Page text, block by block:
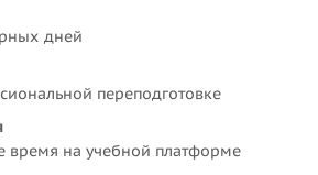
дней
переподготовке
время на учебной платформе